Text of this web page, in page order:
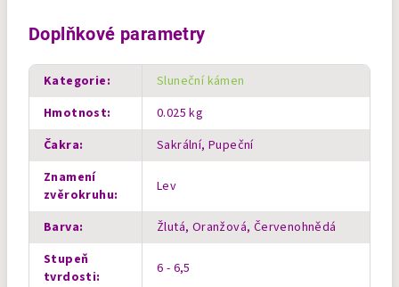
Doplňkové parametry
Kategorie:
Sluneční kámen
Hmotnost:
0.025 kg
Čakra:
Sakrální, Pupeční
Znamení
zvěrokruhu: Lev
Barva:
Žlutá, Oranžová, Červenohnědá
Stupeň
tvrdosti: 6 - 6,5